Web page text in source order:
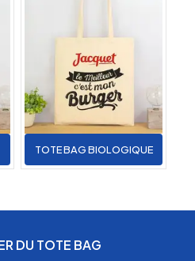
TOTE BAG BIOLOGIQUE
DU TOTE BAG